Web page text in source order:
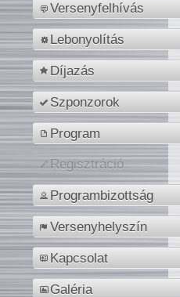
Versenyfelhívás
Lebonyolítás
Díjazás
Szponzorok
Program
Regisztráció
Programbizottság
Versenyhelyszín
Kapcsolat
Galéria